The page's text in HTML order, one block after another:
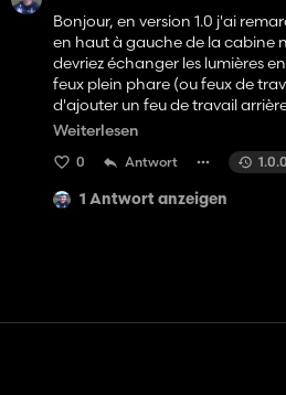
Bonjour, en version 1.0 j'ai
en haut à gauche de la cabine
devriez échanger les lumières
feux plein phare (ou feux de
d'ajouter un feu de travail
véhicule.
Serait-il possible de faire une
benne ?
Sinon très bon travail ;-) je vais
les remorques. Merci à vous
Weiterlesen
0 Antwort
1 Antwort anzeigen